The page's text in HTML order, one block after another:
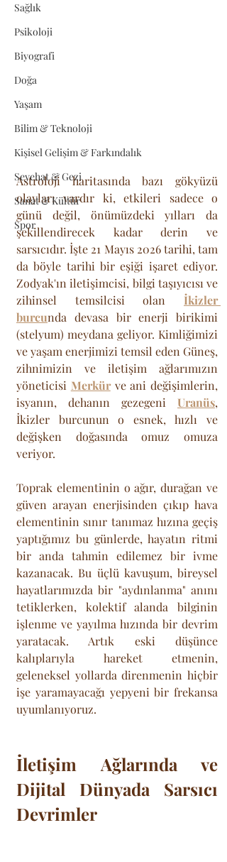
Sağlık
Psikoloji
Biyografi
Doğa
Yaşam
Bilim & Teknoloji
Kişisel Gelişim & Farkındalık
Seyehat & Gezi
Sanat & Kültür
Spor
Astroloji haritasında bazı gökyüzü
olayları vardır ki, etkileri sadece o
günü değil, önümüzdeki yılları da
şekillendirecek kadar derin ve
sarsıcıdır. İşte 21 Mayıs 2026 tarihi, tam
da böyle tarihi bir eşiği işaret ediyor.
Zodyak'ın iletişimcisi, bilgi taşıyıcısı ve
zihinsel temsilcisi olan İkizler
burcunda devasa bir enerji birikimi
(stelyum) meydana geliyor. Kimliğimizi
ve yaşam enerjimizi temsil eden Güneş,
zihnimizin ve iletişim ağlarımızın
yöneticisi Merkür ve ani değişimlerin,
isyanın, dehanın gezegeni Uranüs,
İkizler burcunun o esnek, hızlı ve
değişken doğasında omuz omuza
veriyor.
Toprak elementinin o ağır, durağan ve
güven arayan enerjisinden çıkıp hava
elementinin sınır tanımaz hızına geçiş
yaptığımız bu günlerde, hayatın ritmi
bir anda tahmin edilemez bir ivme
kazanacak. Bu üçlü kavuşum, bireysel
hayatlarımızda bir "aydınlanma" anını
tetiklerken, kolektif alanda bilginin
işlenme ve yayılma hızında bir devrim
yaratacak. Artık eski düşünce
kalıplarıyla hareket etmenin,
geleneksel yollarda direnmenin hiçbir
işe yaramayacağı yepyeni bir frekansa
uyumlanıyoruz.
İletişim Ağlarında ve
Dijital Dünyada Sarsıcı
Devrimler